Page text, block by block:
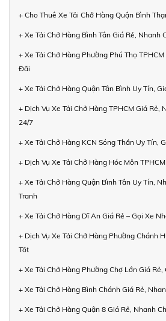
+ Cho Thuê Xe Tải Chở Hàng Quận Bình
+ Xe Tải Chở Hàng Bình Tân Giá Rẻ, Nhanh
+ Xe Tải Chở Hàng Phường Phú Thọ
Đãi
+ Xe Tải Chở Hàng Quận Tân Bình Uy Tín,
+ Dịch Vụ Xe Tải Chở Hàng TPHCM Giá Rẻ,
24/7
+ Xe Tải Chở Hàng KCN Sóng Thần Uy Tín,
+ Dịch Vụ Xe Tải Chở Hàng Hóc Môn
+ Xe Tải Chở Hàng Quận Bình Tân Uy Tín,
Tranh
+ Xe Tải Chở Hàng Dĩ An Giá Rẻ – Gọi Xe
+ Dịch Vụ Xe Tải Chở Hàng Phường Chánh
Tốt
+ Xe Tải Chở Hàng Phường Chợ Lớn Giá
+ Xe Tải Chở Hàng Bình Chánh Giá Rẻ,
+ Xe Tải Chở Hàng Quận 8 Giá Rẻ, Nhanh